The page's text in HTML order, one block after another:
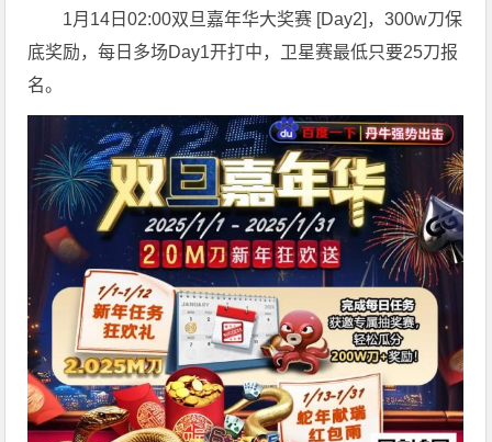
1月14日02:00双旦嘉年华大奖赛 [Day2]，300w刀保
底奖励，每日多场Day1开打中，卫星赛最低只要25刀报
名。